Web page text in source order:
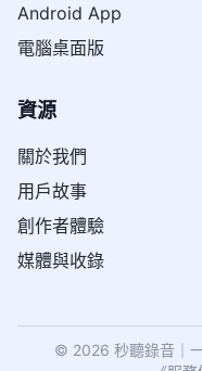
Android App
電腦桌面版
資源
關於我們
用戶故事
創作者體驗
媒體與收錄
© 2026 秒聽錄音｜